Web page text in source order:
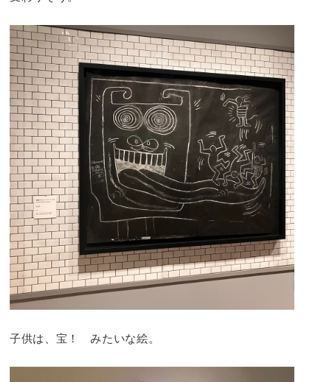
子供は、宝！ みたいな絵。